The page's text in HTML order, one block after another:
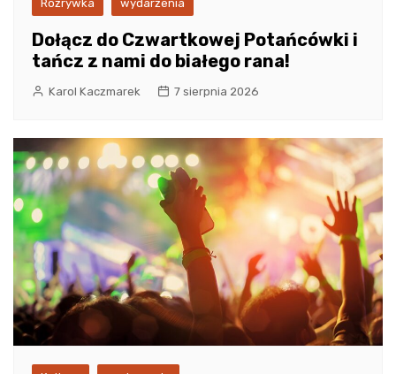
Rozrywka wydarzenia
Dołącz do Czwartkowej Potańcówki i
tańcz z nami do białego rana!
Karol Kaczmarek 7 sierpnia 2026